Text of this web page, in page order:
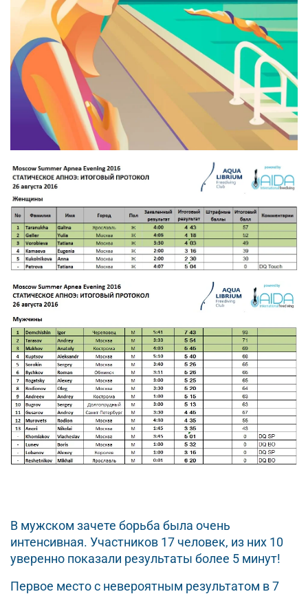
В мужском зачете борьба была очень
интенсивная. Участников 17 человек, из них 10
уверенно показали результаты более 5 минут!
Первое место с невероятным результатом в 7